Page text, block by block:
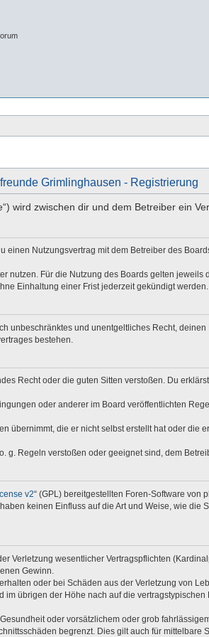
Grimlinghausen - Registrierung
wird zwischen dir und dem Betreiber ein
einen Nutzungsvertrag mit dem Betreiber des
nutzen. Für die Nutzung des Boards gelten
Einhaltung einer Frist jederzeit gekündigt werden.
unbeschränktes und unentgeltliches Recht,
bestehen.
Recht oder die guten Sitten verstoßen. Du
oder anderer im Board veröffentlichten
übernimmt, die er nicht selbst erstellt hat oder
Regeln verstoßen oder geeignet sind, dem
v2“ (GPL) bereitgestellten Foren-Software von
keinen Einfluss auf die Art und Weise, wie
Verletzung wesentlicher Vertragspflichten
Gewinn.
oder bei Schäden aus der Verletzung von
übrigen der Höhe nach auf die
oder vorsätzlichem oder grob
begrenzt. Dies gilt auch für mittelbare